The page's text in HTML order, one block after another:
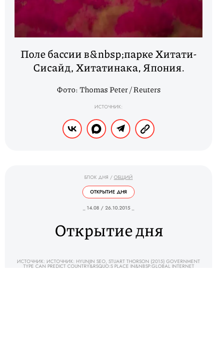
Поле бассии в&nbsp;парке Хитати-
Сисайд, Хитатинака, Япония.
Фото: Thomas Peter / Reuters
ИСТОЧНИК:
БЛОК ДНЯ / ОБЩИЙ
ОТКРЫТИЕ ДНЯ
_ 14.08 / 26.10.2015 _
Открытие дня
ИСТОЧНИК: ИСТОЧНИК: HYUNJIN SEO, STUART THORSON (2015) GOVERNMENT
TYPE CAN PREDICT COUNTRY&RSQUO;S PLACE IN&NBSP;GLOBAL INTERNET